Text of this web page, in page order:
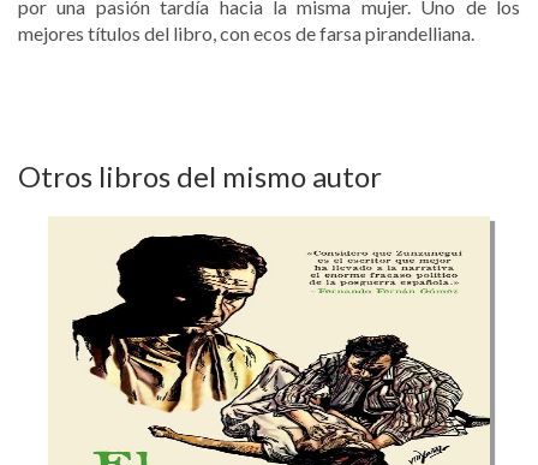
por una pasión tardía hacia la misma mujer. Uno de los
mejores títulos del libro, con ecos de farsa pirandelliana.
Otros libros del mismo autor